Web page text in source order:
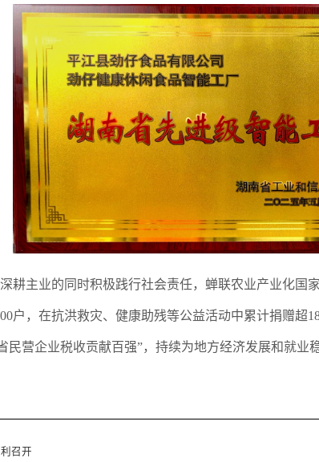
耕主业的同时积极践行社会责任，蝉联农业产业化国
户，在抗洪救灾、健康助残等公益活动中累计捐赠超
民营企业税收贡献百强”，持续为地方经济发展和就业
召开